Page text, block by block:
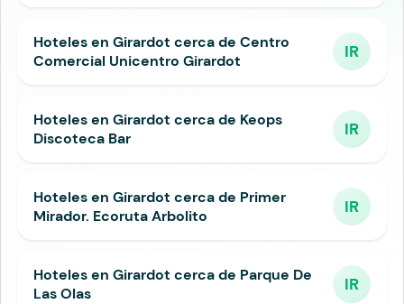
Hoteles en Girardot cerca de Centro
Comercial Unicentro Girardot
IR
Hoteles en Girardot cerca de Keops
Discoteca Bar
IR
Hoteles en Girardot cerca de Primer
Mirador. Ecoruta Arbolito
IR
Hoteles en Girardot cerca de Parque De
Las Olas
IR